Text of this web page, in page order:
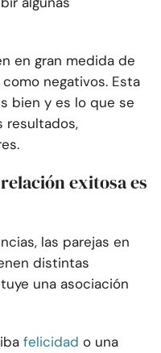
en gran medida de
negativos. Esta
bien y es lo que se
resultados,
exitosa es
las parejas en
distintas
una asociación
felicidad o una